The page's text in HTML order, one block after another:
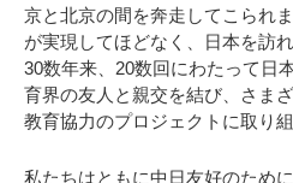
京と北京の間を奔走してこられ
が実現してほどなく、日本を訪
30数年来、20数回にわたって日
育界の友人と親交を結び、さま
教育協力のプロジェクトに取り
私たちはともに中日友好のため